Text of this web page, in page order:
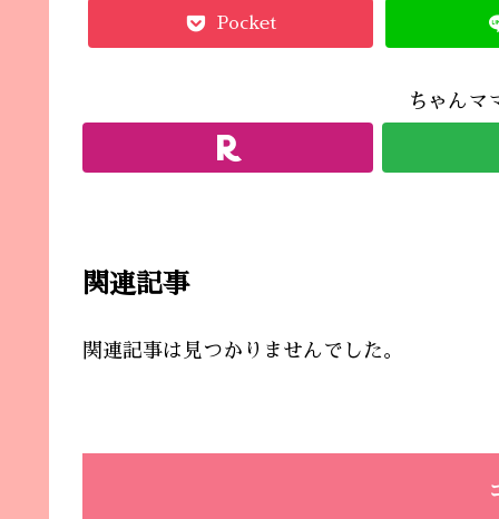
Pocket
ちゃんマ
関連記事
関連記事は見つかりませんでした。